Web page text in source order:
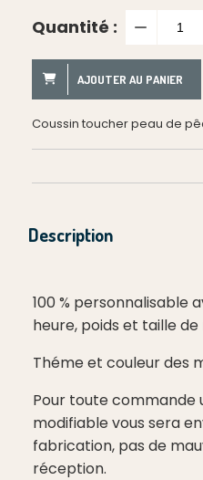
Quantité :
AJOUTER AU PANIER
Coussin toucher peau de
Description
100 % personnalisable
heure, poids et taille de
Théme et couleur des
Pour toute commande
modifiable vous sera
fabrication, pas de
réception.